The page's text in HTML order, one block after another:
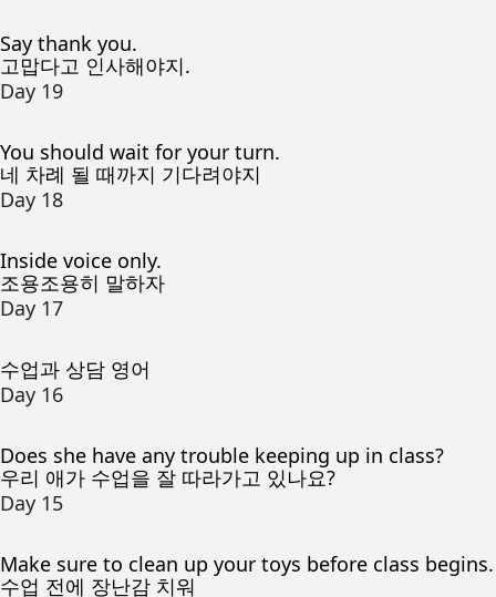
Say thank you.
고맙다고 인사해야지.
Day 19
You should wait for your turn.
네 차례 될 때까지 기다려야지
Day 18
Inside voice only.
조용조용히 말하자
Day 17
수업과 상담 영어
Day 16
Does she have any trouble keeping up in class?
우리 애가 수업을 잘 따라가고 있나요?
Day 15
Make sure to clean up your toys before class begins.
수업 전에 장난감 치워